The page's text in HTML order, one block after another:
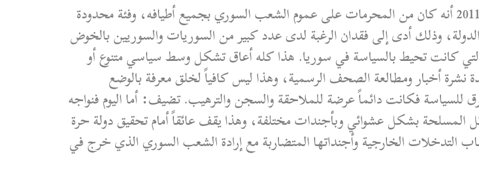
تعتبر هبا العمل أن أبرز معيقات العمل السياسي قبل 2011 أنه كان من المحرمات على عموم الشعب السوري بجميع أطيافه، وفئة محدودة
وذلك أدى إلى فقدان الرغبة لدى عدد كبير من السوريات والسوريين بالخوض
كانت تحيط بالسياسة في سوريا. هذا كله أعاق تشكل وسط سياسي متنوع أو
أخبار ومطالعة الصحف الرسمية، وهذا ليس كافياً لخلق معرفة بالوضع
للسياسة فكانت دائماً عرضة للملاحقة والسجن والترهيب. تضيف: أما اليوم فنواجه
المسلحة بشكل عشوائي وبأجندات مختلفة، وهذا يقف عائقاً أمام تحقيق دولة حرة
التدخلات الخارجية وأجنداتها المتضاربة مع إرادة الشعب السوري الذي خرج في